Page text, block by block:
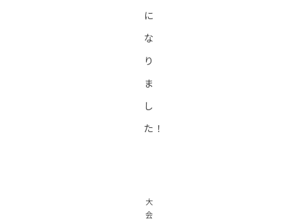
に
な
り
ま
し
た！
大
会